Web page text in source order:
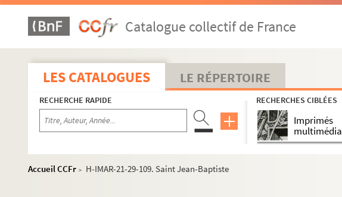
Catalogue collectif de France
LES CATALOGUES LE RÉPERTOIRE
RECHERCHE RAPIDE RECHERCHES CIBLÉES
Imprimés
multimédia
Accueil CCFr >
H-IMAR-21-29-109. Saint Jean-Baptiste
H-IMAR-21-20-82. Naissance et mort de saint Jean-Baptiste
H-IMAR-21-20-83. Naissance et mort de saint Jean-Baptiste
H-IMAR-21-20-84. Naissance et mort de saint Jean-Baptiste
H-IMAR-21-20-85. Naissance et mort de saint Jean-Baptiste
H-IMAR-21-21-86. Mort de saint Jean-Baptiste
H-IMAR-21-22-87. Saint Jean-Baptiste, précurseur du Messie